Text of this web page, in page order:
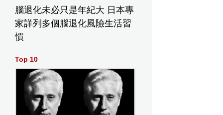
腦退化未必只是年紀大 日本專
家詳列多個腦退化風險生活習
慣
Top 10